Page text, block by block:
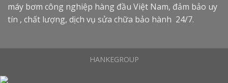
máy bơm công nghiệp hàng đầu Việt Nam, đảm bảo uy
tín , chất lượng, dịch vụ sửa chữa bảo hành 24/7.
HANKEGROUP